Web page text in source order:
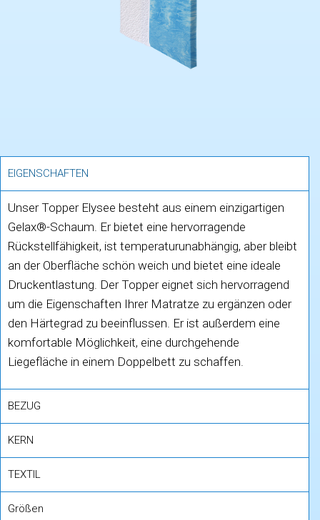
EIGENSCHAFTEN
Unser Topper Elysee besteht aus einem einzigartigen
Gelax®-Schaum. Er bietet eine hervorragende
Rückstellfähigkeit, ist temperaturunabhängig, aber bleibt
an der Oberfläche schön weich und bietet eine ideale
Druckentlastung. Der Topper eignet sich hervorragend
um die Eigenschaften Ihrer Matratze zu ergänzen oder
den Härtegrad zu beeinflussen. Er ist außerdem eine
komfortable Möglichkeit, eine durchgehende
Liegefläche in einem Doppelbett zu schaffen.
BEZUG
KERN
TEXTIL
Größen